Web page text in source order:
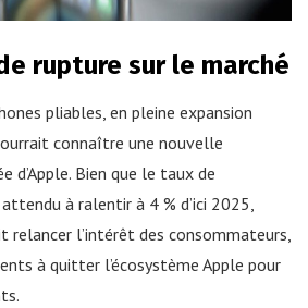
rupture sur le marché
pliables, en pleine expansion
connaître une nouvelle
d’Apple. Bien que le taux de
à ralentir à 4 % d’ici 2025,
relancer l’intérêt des consommateurs,
à quitter l’écosystème Apple pour